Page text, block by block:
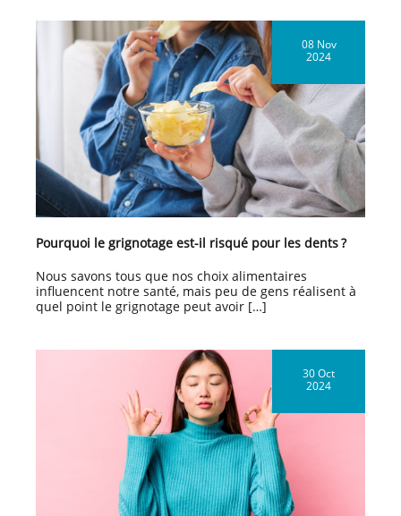
08 Nov
2024
Pourquoi le grignotage est-il risqué pour les dents ?
Nous savons tous que nos choix alimentaires
influencent notre santé, mais peu de gens réalisent à
quel point le grignotage peut avoir […]
30 Oct
2024